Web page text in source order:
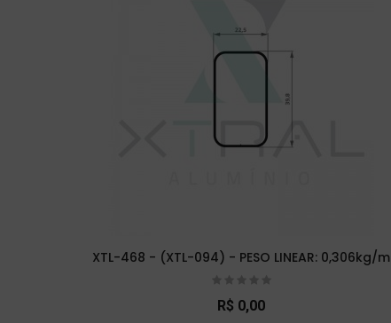
XTL-468 - (XTL-094) - PESO LINEAR: 0,306kg/m
R$ 0,00